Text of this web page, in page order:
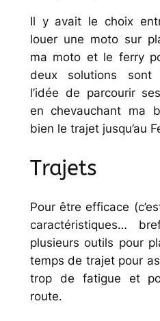
Il y avait le choix
louer une moto sur
ma moto et le ferry
deux solutions sont
l’idée de parcourir
en chevauchant ma
bien le trajet jusqu’au
Trajets
Pour être efficace
caractéristiques…
plusieurs outils pour
temps de trajet pour
trop de fatigue et
route.